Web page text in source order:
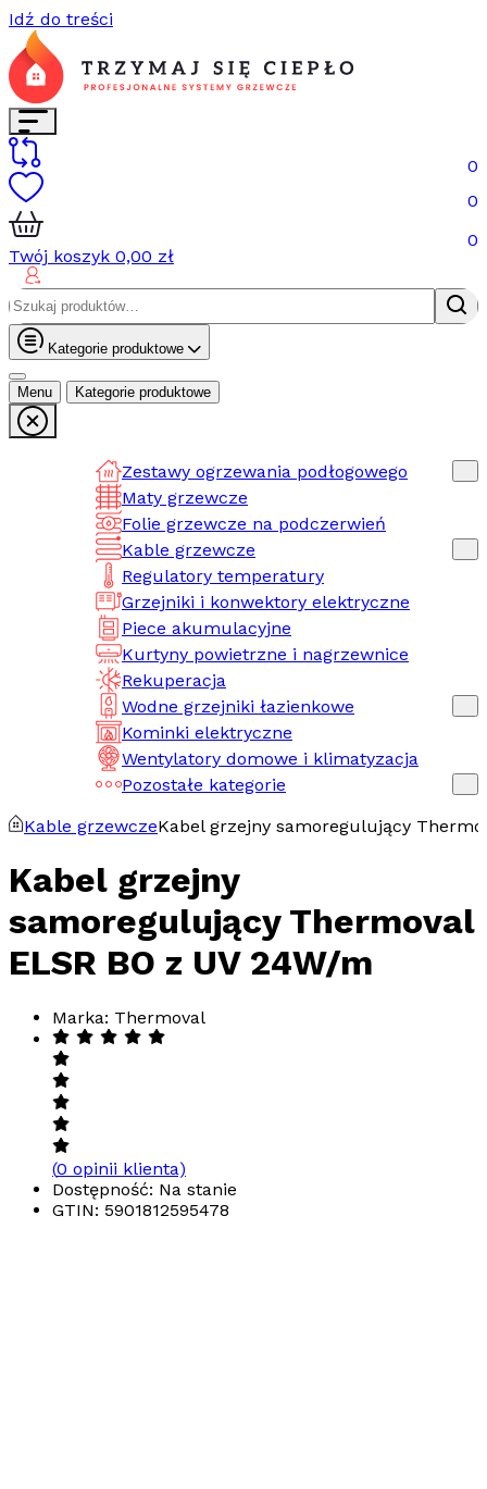
Idź do treści
0
0
0
Twój koszyk 0,00 zł
Szukaj:
Kategorie produktowe
Menu Kategorie produktowe
Zestawy ogrzewania podłogowego
Maty grzewcze
Folie grzewcze na podczerwień
Kable grzewcze
Regulatory temperatury
Grzejniki i konwektory elektryczne
Piece akumulacyjne
Kurtyny powietrzne i nagrzewnice
Rekuperacja
Wodne grzejniki łazienkowe
Kominki elektryczne
Wentylatory domowe i klimatyzacja
Pozostałe kategorie
Kable grzewczeKabel grzejny samoregulujący
Kabel grzejny
samoregulujący Thermoval
ELSR BO z UV 24W/m
Marka: Thermoval
(0 opinii klienta)
Dostępność: Na stanie
GTIN: 5901812595478